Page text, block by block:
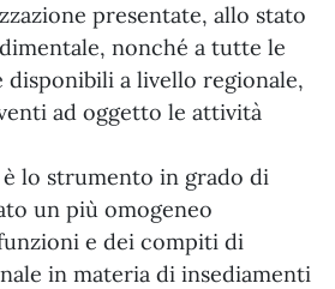
presentate, allo stato
nonché a tutte le
a livello regionale,
ad oggetto le attività
lo strumento in grado di
un più omogeneo
e dei compiti di
in materia di insediamenti